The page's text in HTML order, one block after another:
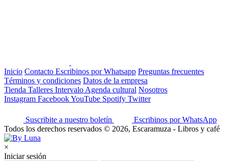
Inicio Contacto Escribinos por Whatsapp Preguntas frecuentes
Términos y condiciones Datos de la empresa
Tienda Talleres Intervalo Agenda cultural Nosotros
Instagram FacebookYouTube Spotify Twitter
Suscribite a nuestro boletín
Escribinos por WhatsApp
Todos los derechos reservados © 2026, Escaramuza - Libros y café
×
Iniciar sesión